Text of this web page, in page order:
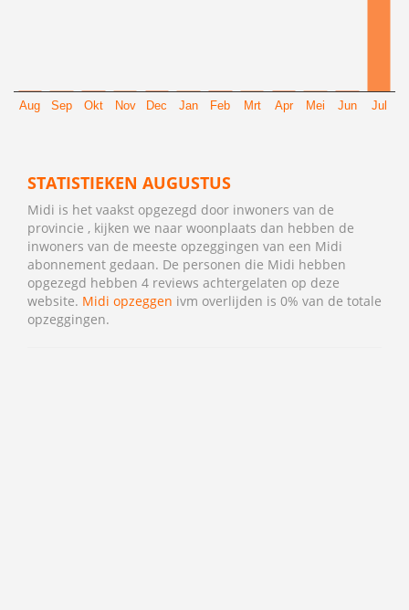
Aug Sep Okt Nov Dec Jan Feb Mrt Apr Mei Jun Jul
STATISTIEKEN AUGUSTUS
Midi is het vaakst opgezegd door inwoners van de
provincie , kijken we naar woonplaats dan hebben de
inwoners van de meeste opzeggingen van een Midi
abonnement gedaan. De personen die Midi hebben
opgezegd hebben 4 reviews achtergelaten op deze
website. Midi opzeggen ivm overlijden is 0% van de totale
opzeggingen.